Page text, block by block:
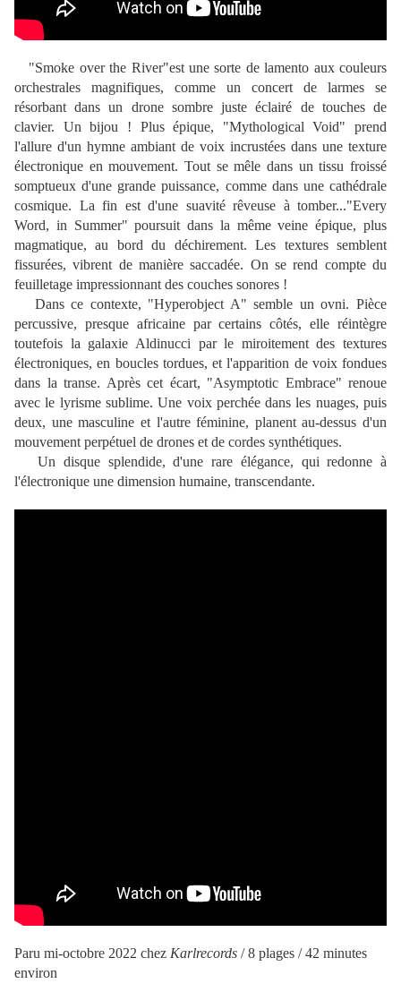
"Smoke over the River"est une sorte de lamento aux couleurs
orchestrales magnifiques, comme un concert de larmes se
résorbant dans un drone sombre juste éclairé de touches de
clavier. Un bijou ! Plus épique, "Mythological Void" prend
l'allure d'un hymne ambiant de voix incrustées dans une texture
électronique en mouvement. Tout se mêle dans un tissu froissé
somptueux d'une grande puissance, comme dans une cathédrale
cosmique. La fin est d'une suavité rêveuse à tomber..."Every
Word, in Summer" poursuit dans la même veine épique, plus
magmatique, au bord du déchirement. Les textures semblent
fissurées, vibrent de manière saccadée. On se rend compte du
feuilletage impressionnant des couches sonores !
Dans ce contexte, "Hyperobject A" semble un ovni. Pièce
percussive, presque africaine par certains côtés, elle réintègre
toutefois la galaxie Aldinucci par le miroitement des textures
électroniques, en boucles tordues, et l'apparition de voix fondues
dans la transe. Après cet écart, "Asymptotic Embrace" renoue
avec le lyrisme sublime. Une voix perchée dans les nuages, puis
deux, une masculine et l'autre féminine, planent au-dessus d'un
mouvement perpétuel de drones et de cordes synthétiques.
Un disque splendide, d'une rare élégance, qui redonne à
l'électronique une dimension humaine, transcendante.
Paru mi-octobre 2022 chez Karlrecords / 8 plages / 42 minutes
environ